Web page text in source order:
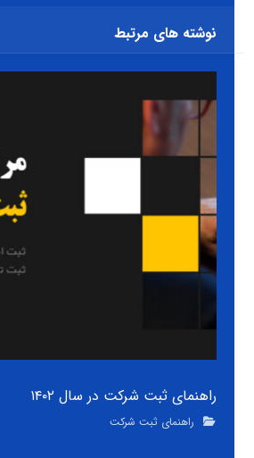
نوشته های مرتبط
راهنمای ثبت شرکت در سال ۱۴۰۲
راهنمای ثبت شرکت